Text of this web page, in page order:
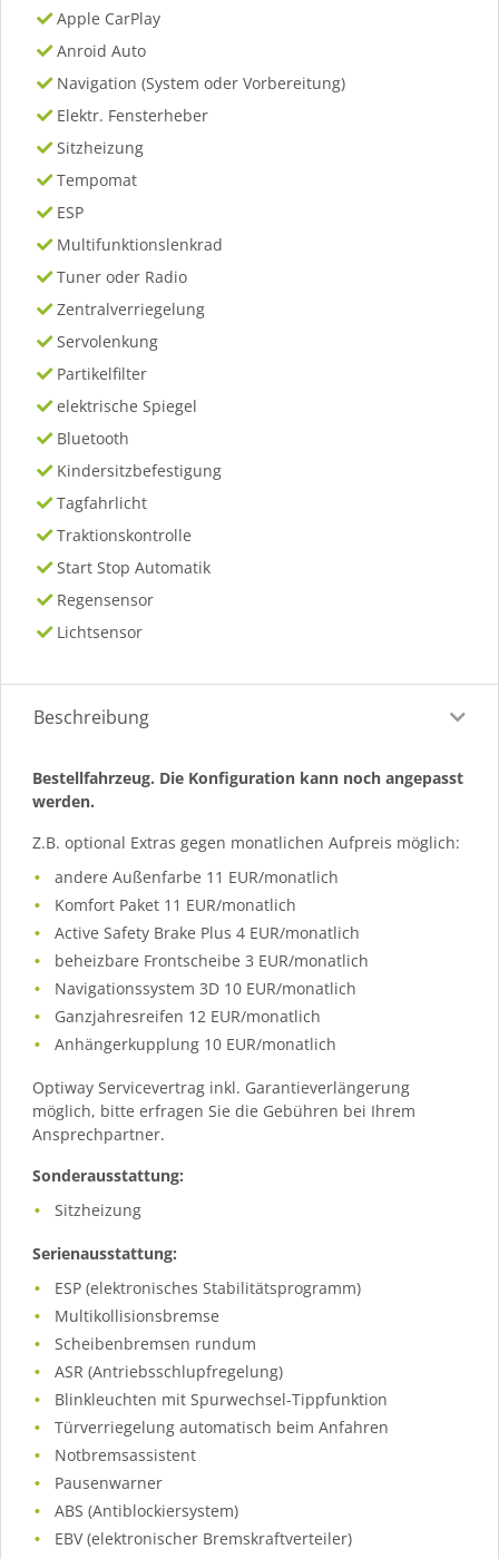
Apple CarPlay
Anroid Auto
Navigation (System oder Vorbereitung)
Elektr. Fensterheber
Sitzheizung
Tempomat
ESP
Multifunktionslenkrad
Tuner oder Radio
Zentralverriegelung
Servolenkung
Partikelfilter
elektrische Spiegel
Bluetooth
Kindersitzbefestigung
Tagfahrlicht
Traktionskontrolle
Start Stop Automatik
Regensensor
Lichtsensor
Beschreibung
Bestellfahrzeug. Die Konfiguration kann noch angepasst
werden.
Z.B. optional Extras gegen monatlichen Aufpreis möglich:
andere Außenfarbe 11 EUR/monatlich
Komfort Paket 11 EUR/monatlich
Active Safety Brake Plus 4 EUR/monatlich
beheizbare Frontscheibe 3 EUR/monatlich
Navigationssystem 3D 10 EUR/monatlich
Ganzjahresreifen 12 EUR/monatlich
Anhängerkupplung 10 EUR/monatlich
Optiway Servicevertrag inkl. Garantieverlängerung
möglich, bitte erfragen Sie die Gebühren bei Ihrem
Ansprechpartner.
Sonderausstattung:
Sitzheizung
Serienausstattung:
ESP (elektronisches Stabilitätsprogramm)
Multikollisionsbremse
Scheibenbremsen rundum
ASR (Antriebsschlupfregelung)
Blinkleuchten mit Spurwechsel-Tippfunktion
Türverriegelung automatisch beim Anfahren
Notbremsassistent
Pausenwarner
ABS (Antiblockiersystem)
EBV (elektronischer Bremskraftverteiler)